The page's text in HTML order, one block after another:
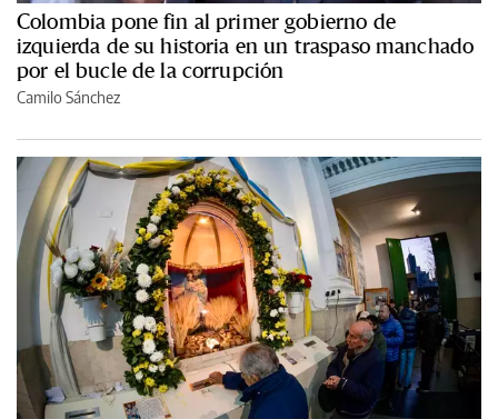
Colombia pone fin al primer gobierno de
izquierda de su historia en un traspaso manchado
por el bucle de la corrupción
Camilo Sánchez